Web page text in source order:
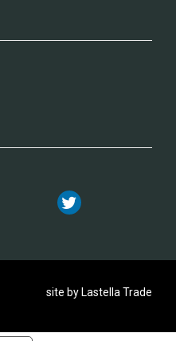
site by Lastella Trade